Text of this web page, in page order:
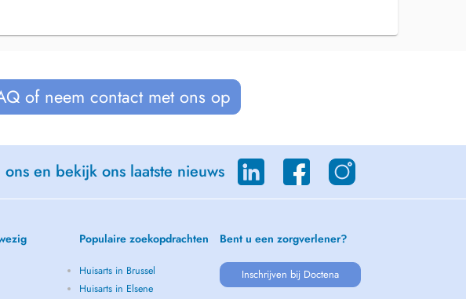
of neem contact met ons op
en bekijk ons laatste nieuws
Populaire zoekopdrachten
Huisarts in Brussel
Huisarts in Elsene
Bent u een zorgverlener?
Inschrijven bij Doctena